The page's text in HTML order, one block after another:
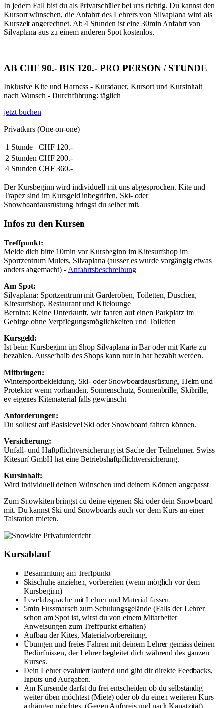
In jedem Fall bist du als Privatschüler bei uns richtig. Du kannst den
Kursort wünschen, die Anfahrt des Lehrers von Silvaplana wird als
Kurszeit angerechnet. Ab 4 Stunden ist eine 30min Anfahrt von
Silvaplana aus zu einem anderen Spot kostenlos.
AB CHF 90.- BIS 120.- PRO PERSON / STUNDE
Inklusive Kite und Harness - Kursdauer, Kursort und Kursinhalt
nach Wunsch - Durchführung: täglich
jetzt buchen
Privatkurs (One-on-one)
1 Stunde
CHF 120.-
2 Stunden CHF 200.-
4 Stunden CHF 360.-
Der Kursbeginn wird individuell mit uns abgesprochen. Kite und
Trapez sind im Kursgeld inbegriffen, Ski- oder
Snowboardausrüstung bringst du selber mit.
Infos zu den Kursen
Treffpunkt:
Melde dich bitte 10min vor Kursbeginn im Kitesurfshop im
Sportzentrum Mulets, Silvaplana (ausser es wurde vorgängig etwas
anders abgemacht) - Anfahrtsbeschreibung
Am Spot:
Silvaplana: Sportzentrum mit Garderoben, Toiletten, Duschen,
Kitesurfshop, Restaurant und Kitelounge
Bernina: Keine Unterkunft, wir fahren auf einen Parkplatz im
Gebirge ohne Verpflegungsmöglichkeiten und Toiletten
Kursgeld:
Ist beim Kursbeginn im Shop Silvaplana in Bar oder mit Karte zu
bezahlen. Ausserhalb des Shops kann nur in bar bezahlt werden.
Mitbringen:
Wintersportbekleidung, Ski- oder Snowboardausrüstung, Helm und
Protektor wenn vorhanden, Sonnenschutz, Sonnenbrille, Skibrille,
ev eigenes Kitematerial falls gewünscht
Anforderungen:
Du solltest auf Basislevel Ski oder Snowboard fahren können.
Versicherung:
Unfall- und Haftpflichtversicherung ist Sache der Teilnehmer. Swiss
Kitesurf GmbH hat eine Betriebshaftpflichtversicherung.
Kursinhalt:
Wird individuell deinen Wünschen und deinem Können angepasst
Zum Snowkiten bringst du deine eigenen Ski oder dein Snowboard
mit. Du kannst Ski und Snowboards auch vor dem Kurs an einer
Talstation mieten.
Kursablauf
Besammlung am Treffpunkt
Skischuhe anziehen, vorbereiten (wenn möglich vor dem
Kursbeginn)
Levelabsprache mit Lehrer und Material fassen
5min Fussmarsch zum Schulungsgelände (Falls der Lehrer
schon am Spot ist, wirst du von einem Mitarbeiter
Anweisungen zum Treffpunkt erhalten)
Aufbau der Kites, Materialvorbereitung.
Übungen und freies Fahren mit deinem Lehrer gemäss deinen
Bedürfnissen, der Lehrer begleitet dich während des ganzen
Kurses.
Dein Lehrer evaluiert laufend und gibt dir direkte Feedbacks,
Inputs und Aufgaben.
Am Kursende darfst du frei entscheiden ob du selbständig
weiter üben möchtest (Miete) oder ob du einen weiteren Kurs
anhängen möchtest (Gegen Aufpreis und nach Kapatzität)